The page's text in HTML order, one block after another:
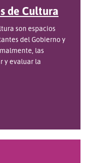
de Cultura
son espacios
del Gobierno y
las
y evaluar la